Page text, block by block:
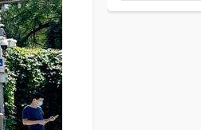
说访问了吗(1)